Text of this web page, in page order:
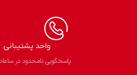
واحد پشتیبانی
پاسخگویی نامحدود در